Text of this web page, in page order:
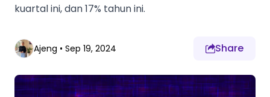
kuartal ini, dan 17% tahun ini.
Ajeng • Sep 19, 2024 Share